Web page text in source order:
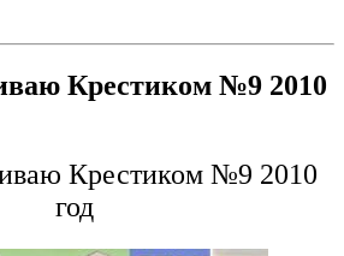
Крестиком №9 2010
Крестиком №9 2010
год